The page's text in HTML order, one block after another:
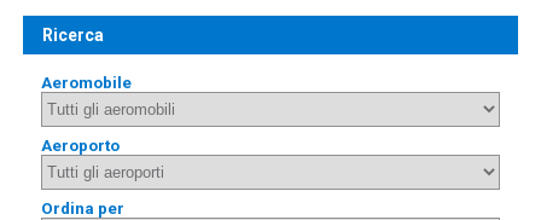
Ricerca
Aeromobile
Aeroporto
Ordina per